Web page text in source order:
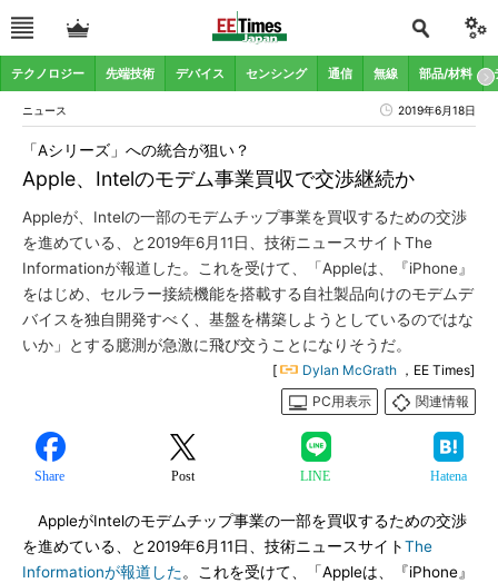
テクノロジー 先端技術 デバイス センシング 通信 無線 部品/材料
ニュース 2019年6月18日
Apple、Intelのモデム事業買収で交渉継続か
「Aシリーズ」への統合が狙い？
Appleが、Intelの一部のモデムチップ事業を買収するための交渉
を進めている、と2019年6月11日、技術ニュースサイトThe
Informationが報道した。これを受けて、「Appleは、『iPhone』
をはじめ、セルラー接続機能を搭載する自社製品向けのモデムデ
バイスを独自開発すべく、基盤を構築しようとしているのではな
いか」とする臆測が急激に飛び交うことになりそうだ。
[ Dylan McGrath ，EE Times]
PC用表示
関連情報
Share Post LINE Hatena
AppleがIntelのモデムチップ事業の一部を買収するための交渉
を進めている、と2019年6月11日、技術ニュースサイトThe
Informationが報道した。これを受けて、「Appleは、『iPhone』